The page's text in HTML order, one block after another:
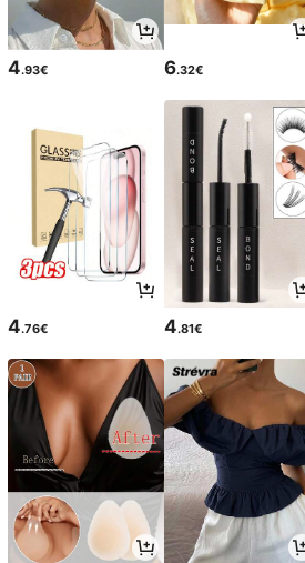
4.93€ 6.32€
4.76€ 4.81€